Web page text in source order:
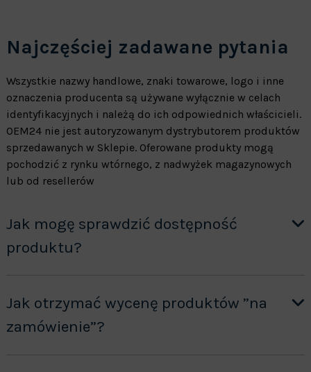
Najczęściej zadawane pytania
Wszystkie nazwy handlowe, znaki towarowe, logo i inne
oznaczenia producenta są używane wyłącznie w celach
identyfikacyjnych i należą do ich odpowiednich właścicieli.
OEM24 nie jest autoryzowanym dystrybutorem produktów
sprzedawanych w Sklepie. Oferowane produkty mogą
pochodzić z rynku wtórnego, z nadwyżek magazynowych
lub od resellerów
Jak mogę sprawdzić dostępność
produktu?
Jak otrzymać wycenę produktów ”na
zamówienie”?